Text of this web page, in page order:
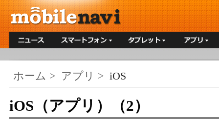
ホーム > アプリ > iOS
iOS（アプリ）（2）